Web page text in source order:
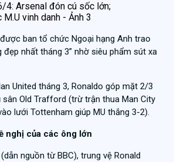
4: Arsenal đón cú sốc lớn;
vinh danh - Ảnh 3
ban tổ chức Ngoại hạng Anh trao
đẹp nhất tháng 3” nhờ siêu phẩm sút xa
United tháng 3, Ronaldo góp mặt 2/3
Old Trafford (trừ trận thua Man City
lưới Tottenham giúp MU thắng 3-2).
nghị của các ông lớn
nguồn từ BBC), trung vệ Ronald